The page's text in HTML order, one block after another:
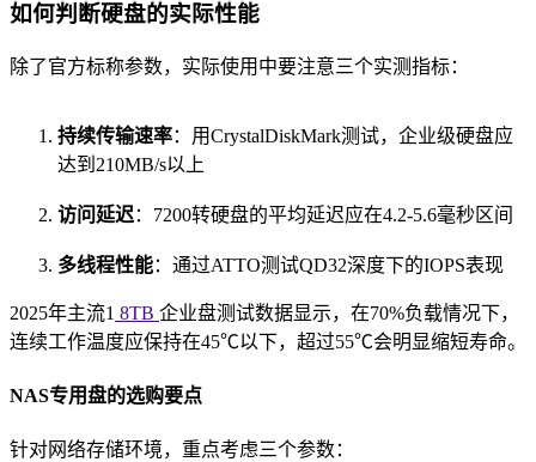
如何判断硬盘的实际性能
除了官方标称参数，实际使用中要注意三个实测指标：
持续传输速率：用CrystalDiskMark测试，企业级硬盘应
达到210MB/s以上
访问延迟：7200转硬盘的平均延迟应在4.2-5.6毫秒区间
多线程性能：通过ATTO测试QD32深度下的IOPS表现
2025年主流1 8TB 企业盘测试数据显示，在70%负载情况下，
连续工作温度应保持在45℃以下，超过55℃会明显缩短寿命。
NAS专用盘的选购要点
针对网络存储环境，重点考虑三个参数：